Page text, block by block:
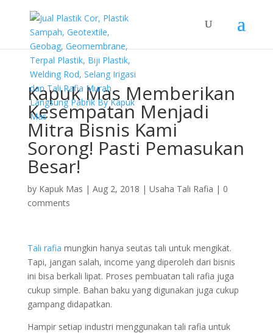
Kapuk Mas Memberikan
Kesempatan Menjadi
Mitra Bisnis Kami
Sorong! Pasti Pemasukan
Besar!
by Kapuk Mas | Aug 2, 2018 | Usaha Tali Rafia | 0
comments
Tali rafia mungkin hanya seutas tali untuk mengikat.
Tapi, jangan salah, income yang diperoleh dari bisnis
ini bisa berkali lipat. Proses pembuatan tali rafia juga
cukup simple. Bahan baku yang digunakan juga cukup
gampang didapatkan.
Hampir setiap industri menggunakan tali rafia untuk